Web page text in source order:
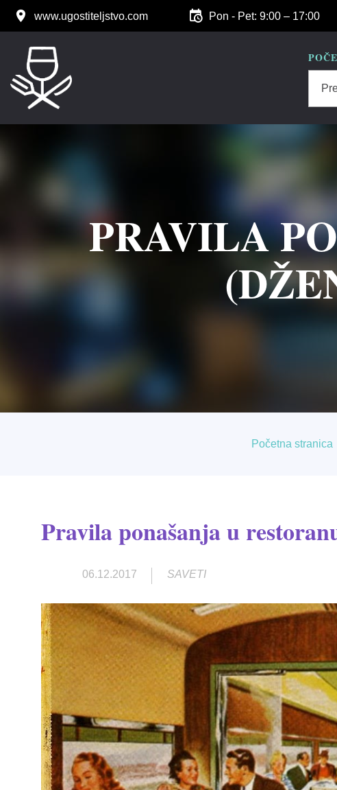
www.ugostiteljstvo.com Pon - Pet: 9:00 – 17:00
PRAVILA
Početna stranica
Pravila ponašanja u
06.12.2017 SAVETI